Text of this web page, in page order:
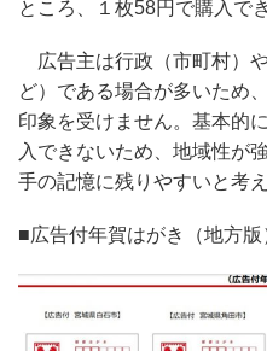
ところ、１枚58円で購入で
広告主は行政（市町村）
ど）である場合が多いため
印象を受けません。基本的
入できないため、地域性が
手の記憶に残りやすいと考え
■広告付年賀はがき（地方版